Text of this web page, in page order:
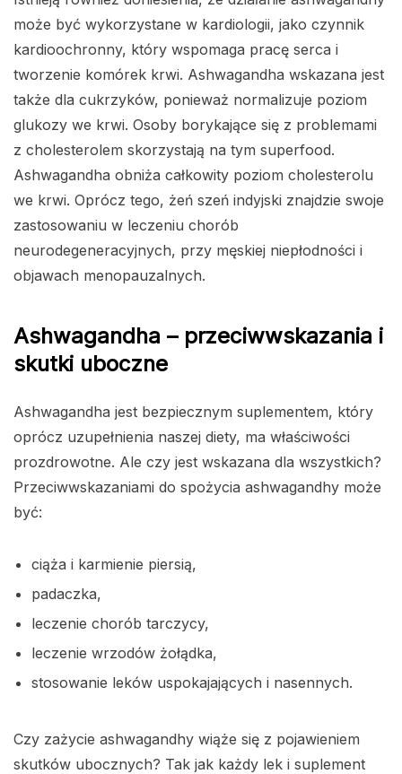
może być wykorzystane w kardiologii, jako czynnik
kardioochronny, który wspomaga pracę serca i
tworzenie komórek krwi. Ashwagandha wskazana jest
także dla cukrzyków, ponieważ normalizuje poziom
glukozy we krwi. Osoby borykające się z problemami
z cholesterolem skorzystają na tym superfood.
Ashwagandha obniża całkowity poziom cholesterolu
we krwi. Oprócz tego, żeń szeń indyjski znajdzie swoje
zastosowaniu w leczeniu chorób
neurodegeneracyjnych, przy męskiej niepłodności i
objawach menopauzalnych.
Ashwagandha – przeciwwskazania i
skutki uboczne
Ashwagandha jest bezpiecznym suplementem, który
oprócz uzupełnienia naszej diety, ma właściwości
prozdrowotne. Ale czy jest wskazana dla wszystkich?
Przeciwwskazaniami do spożycia ashwagandhy może
być:
ciąża i karmienie piersią,
padaczka,
leczenie chorób tarczycy,
leczenie wrzodów żołądka,
stosowanie leków uspokajających i nasennych.
Czy zażycie ashwagandhy wiąże się z pojawieniem
skutków ubocznych? Tak jak każdy lek i suplement